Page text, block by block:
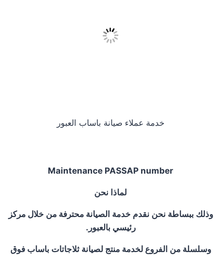
خدمة عملاء صيانة باساب العبور
Maintenance PASSAP number
لماذا نحن
وذلك ببساطة نحن نقدم خدمة الصيانة محترفة من خلال مركز
رئيسي بالعبور.
وسلسلة من الفروع لخدمة منتج لصيانة ثلاجاتات باساب فوق